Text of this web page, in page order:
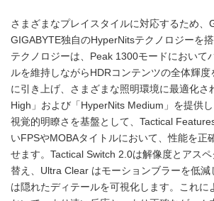
さまざまなプレイスタイルに対応するため、
GIGABYTE独自のHyperNitsテクノロジーを
テクノロジーは、Peak 1300モードにおいて
ルを維持しながらHDRコンテンツの全体輝度
に引き上げ、さまざまな照明環境に最適化さ
High」および「HyperNits Medium」を提供
視覚的明瞭さを基盤として、Tactical
いFPSやMOBAタイトルにおいて、性能を正
せます。Tactical Switch 2.0は解像度とアス
替え、Ultra Clear はモーションブラーを低
は隠れたディテールを可視化します。これに